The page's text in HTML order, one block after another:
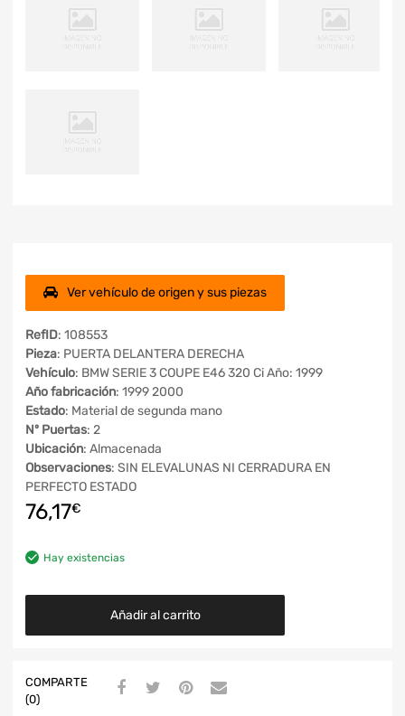
Ver vehículo de origen y sus piezas
RefID: 108553
Pieza: PUERTA DELANTERA DERECHA
Vehículo: BMW SERIE 3 COUPE E46 320 Ci Año: 1999
Año fabricación: 1999 2000
Estado: Material de segunda mano
Nº Puertas: 2
Ubicación: Almacenada
Observaciones: SIN ELEVALUNAS NI CERRADURA EN
PERFECTO ESTADO
76,17€
Hay existencias
Añadir al carrito
COMPARTE
(0)